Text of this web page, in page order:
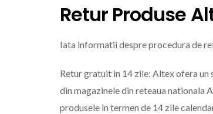
Retur Produse
Iata informatii despre procedura de
Retur gratuit in 14 zile: Altex ofera
din magazinele din reteaua nationala
produsele in termen de 14 zile